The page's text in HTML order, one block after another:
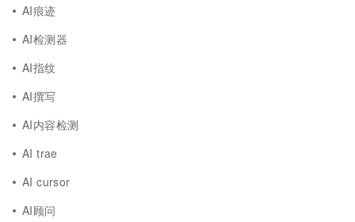
AI痕迹
AI检测器
AI指纹
AI撰写
AI内容检测
AI trae
AI cursor
AI顾问